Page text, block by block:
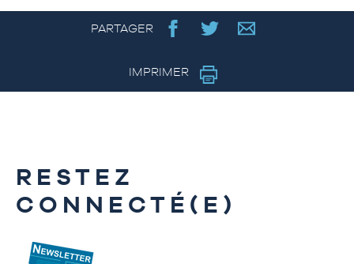
PARTAGER
IMPRIMER
RESTEZ
CONNECTÉ(E)